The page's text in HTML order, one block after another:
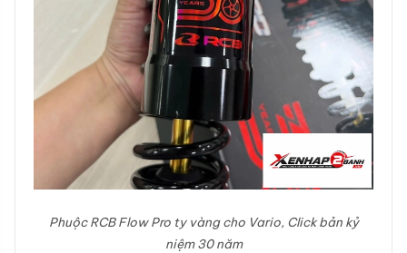
Phuộc RCB Flow Pro ty vàng cho Vario, Click bản kỷ
niệm 30 năm